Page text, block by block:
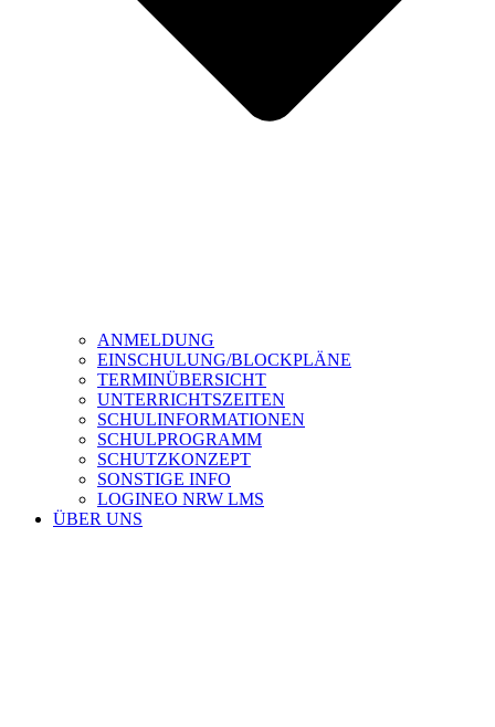
ANMELDUNG
EINSCHULUNG/BLOCKPLÄNE
TERMINÜBERSICHT
UNTERRICHTSZEITEN
SCHULINFORMATIONEN
SCHULPROGRAMM
SCHUTZKONZEPT
SONSTIGE INFO
LOGINEO NRW LMS
ÜBER UNS